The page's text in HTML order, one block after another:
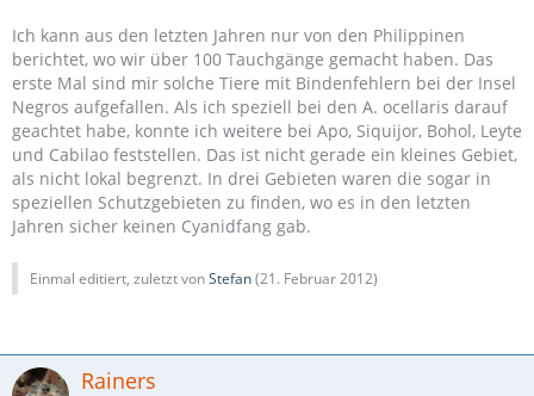
Ich kann aus den letzten Jahren nur von den Philippinen
berichtet, wo wir über 100 Tauchgänge gemacht haben. Das
erste Mal sind mir solche Tiere mit Bindenfehlern bei der Insel
Negros aufgefallen. Als ich speziell bei den A. ocellaris darauf
geachtet habe, konnte ich weitere bei Apo, Siquijor, Bohol, Leyte
und Cabilao feststellen. Das ist nicht gerade ein kleines Gebiet,
als nicht lokal begrenzt. In drei Gebieten waren die sogar in
speziellen Schutzgebieten zu finden, wo es in den letzten
Jahren sicher keinen Cyanidfang gab.
Einmal editiert, zuletzt vonStefan(21. Februar 2012)
Rainers